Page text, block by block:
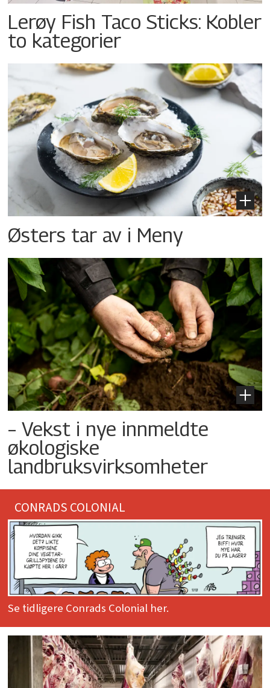
Lerøy Fish Taco Sticks: Kobler
to kategorier
Østers tar av i Meny
– Vekst i nye innmeldte
økologiske
landbruksvirksomheter
CONRADS COLONIAL
Se tidligere Conrads Colonial her.